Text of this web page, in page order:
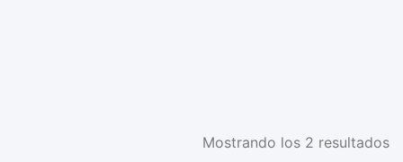
Mostrando los 2 resultados